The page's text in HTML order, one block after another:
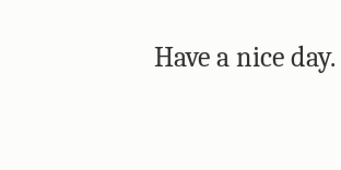
Have a nice day.